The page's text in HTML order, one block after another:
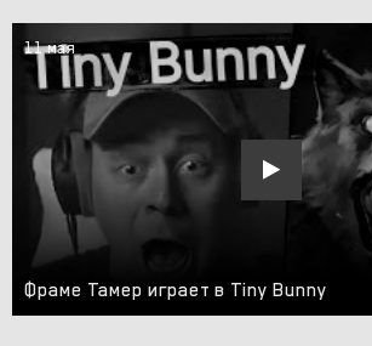
11 мая
Фраме Тамер играет в Tiny Bunny